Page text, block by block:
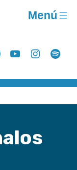
FacebookYoutubeInstagram
Menú